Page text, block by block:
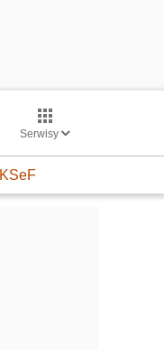
Serwisy
KSeF